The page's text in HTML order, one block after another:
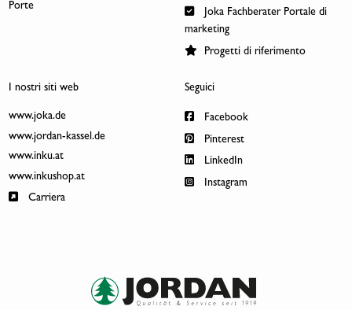
Porte
Joka Fachberater Portale di
marketing
Progetti di riferimento
I nostri siti web
www.joka.de
www.jordan-kassel.de
www.inku.at
www.inkushop.at
Carriera
Seguici
Facebook
Pinterest
LinkedIn
Instagram